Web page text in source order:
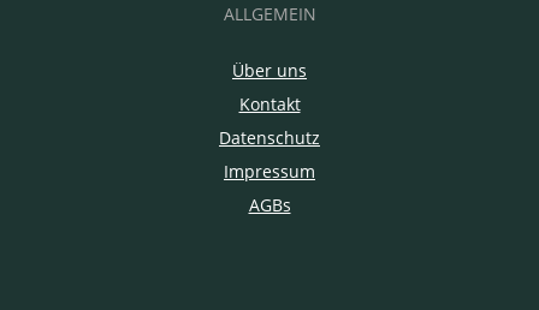
ALLGEMEIN
Über uns
Kontakt
Datenschutz
Impressum
AGBs